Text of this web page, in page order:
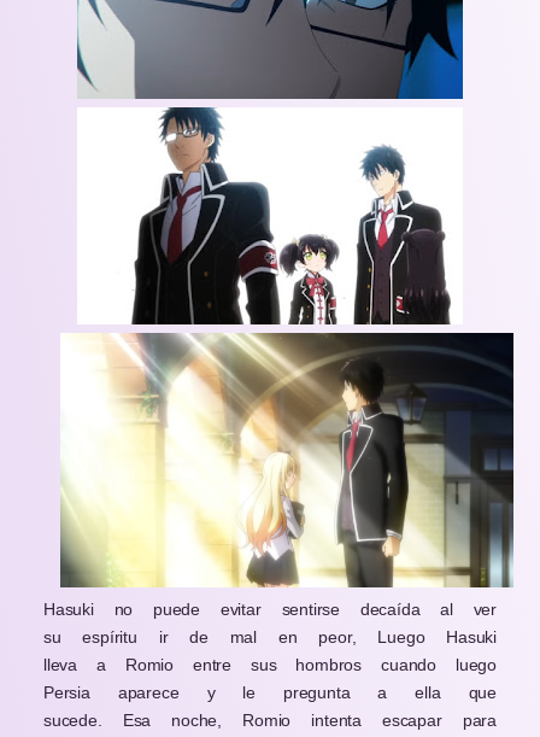
Hasuki no puede evitar sentirse decaída al ver
su espíritu ir de mal en peor, Luego Hasuki
lleva a Romio entre sus hombros cuando luego
Persia aparece y le pregunta a ella que
sucede. Esa noche, Romio intenta escapar para